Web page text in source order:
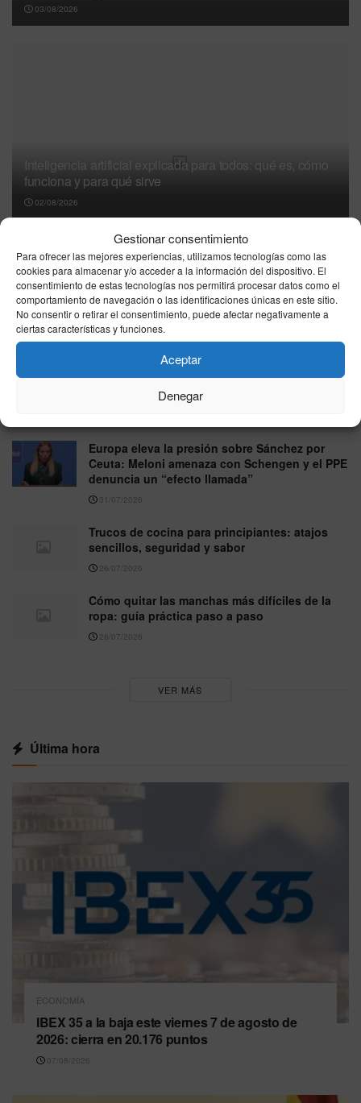
Gestionar consentimiento
Para ofrecer las mejores experiencias, utilizamos tecnologías como las
cookies para almacenar y/o acceder a la información del dispositivo. El
consentimiento de estas tecnologías nos permitirá procesar datos como el
comportamiento de navegación o las identificaciones únicas en este sitio.
No consentir o retirar el consentimiento, puede afectar negativamente a
ciertas características y funciones.
Aceptar
Denegar
03/08/2026
Inteligencia artificial explicada para todos: qué es, cómo
funciona y para qué sirve
02/08/2026
La historia detrás de inventos cotidianos: del
ingenio al hábito
02/08/2026
Resultado La Primitiva hoy, sábado 1 de
agosto de 2026: combinación ganadora oficial
La historia detrás de inventos cotidianos: del
ingenio al hábito
Europa eleva la presión sobre Sánchez por
Ceuta: Meloni amenaza con Schengen y el PPE
denuncia un “efecto llamada”
31/07/2026
Trucos de cocina para principiantes: atajos
sencillos, seguridad y sabor
26/07/2026
Cómo quitar las manchas más difíciles de la
ropa: guía práctica paso a paso
26/07/2026
VER MÁS
Última hora
ECONOMÍA
IBEX 35 a la baja este viernes 7 de agosto de
2026: cierra en 20.176 puntos
07/08/2026